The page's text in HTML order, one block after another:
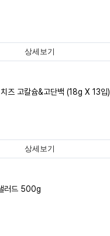
상세보기
즈 고칼슘&고단백 (18g X 13입)
상세보기
러드 500g